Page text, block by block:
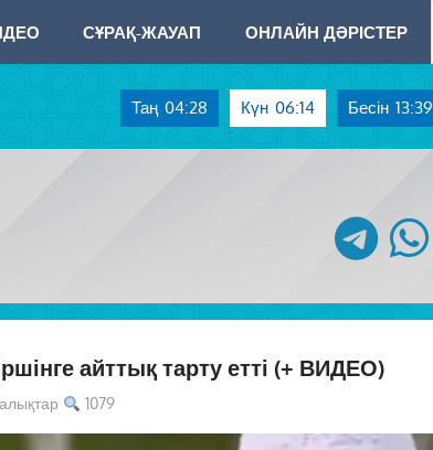
СҰРАҚ-ЖАУАП ОНЛАЙН ДӘРІСТЕР
Таң 04:28 Күн 06:14 Бесін 13:39
telegram
айттық тарту етті (+ ВИДЕО)
1079